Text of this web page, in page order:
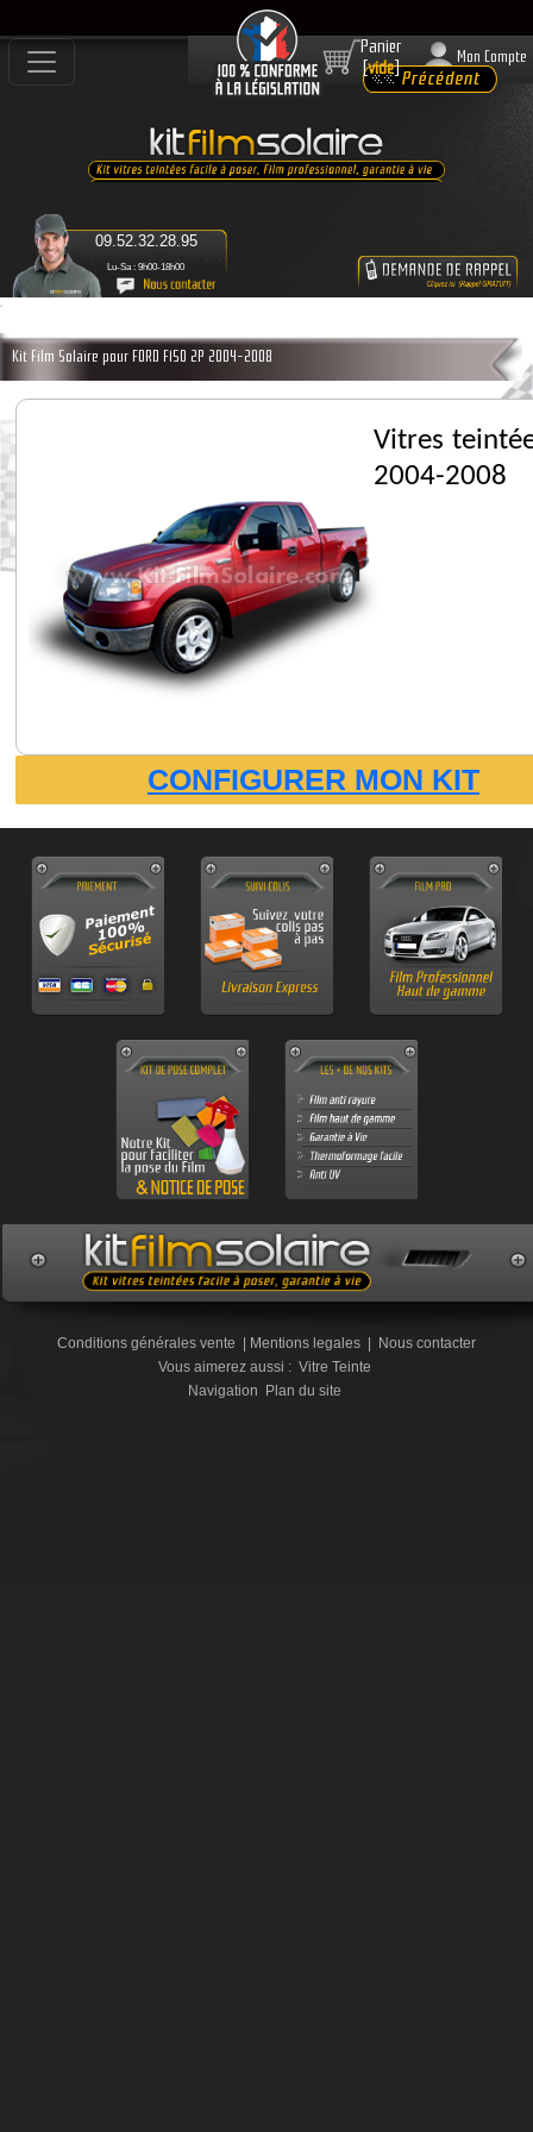
Lu-Sa : 9h00-18h00
09.52.32.28.95
Panier
[vide]
Mon Compte
Kit Film Solaire pour FORD F150 2P 2004-2008
Vitres
2004-2008
CONFIGURER MON KIT
Conditions générales vente | Mentions legales | Nous contacter
Vous aimerez aussi : Vitre Teinte
Navigation Plan du site